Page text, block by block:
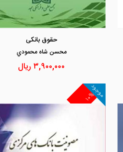
مشاهده و خرید
حقوق بانکی
محسن شاه محمودي
۳,۹۰۰,۰۰۰ریال
۱۰%
موجود